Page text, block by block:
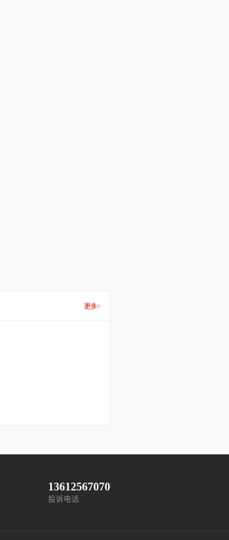
更多>
13612567070
投诉电话